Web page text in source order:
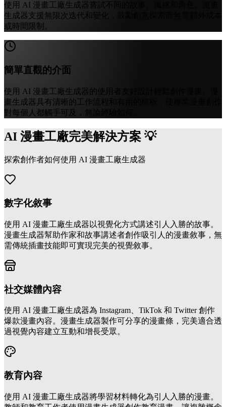
使用 AI 漫畫工廠生成器嘗試不同的故事、風格和角色。漫畫
生成器支援無限次迭代和變化，鼓勵創意探索而無需額外成本
或時間限制。
簡單直觀的介面
使用 AI 漫畫工廠生成器的使用者友好設計輕鬆創作漫畫。漫
畫生成器具有清晰的工作流程和有用的模板，使專業漫畫創作
對每個人都觸手可及，無論經驗如何。
AI 漫畫工廠完美解決方案 💡
探索創作者如何使用 AI 漫畫工廠生成器
數字化敘事
使用 AI 漫畫工廠生成器以視覺化方式講述引人入勝的故事。
漫畫生成器幫助作家和故事講述者創作吸引人的漫畫敘事，無
需傳統插畫技能即可實現完美的視覺敘事。
社交媒體內容
使用 AI 漫畫工廠生成器為 Instagram、TikTok 和 Twitter 創作
爆款漫畫內容。漫畫生成器製作可分享的漫畫條，完美適合透
過視覺內容建立互動和增長受眾。
教育內容
使用 AI 漫畫工廠生成器將學習材料轉化為引人入勝的漫畫。